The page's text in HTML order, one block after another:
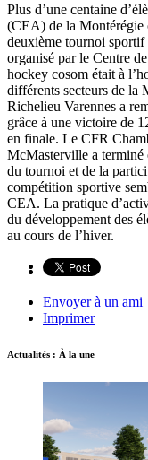
Plus d’une centaine
(CEA) de la Montérégie
deuxième tournoi
organisé par le Centre
hockey cosom était à
différents secteurs de la
Richelieu Varennes a
grâce à une victoire de
en finale. Le CFR
McMasterville a terminé
du tournoi et de la
compétition sportive
CEA. La pratique
du développement des
au cours de l’hiver.
Envoyer à un ami
Imprimer
Actualités : À la une